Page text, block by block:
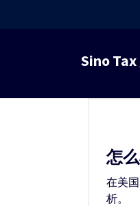
容
Sino
怎
在美
析。